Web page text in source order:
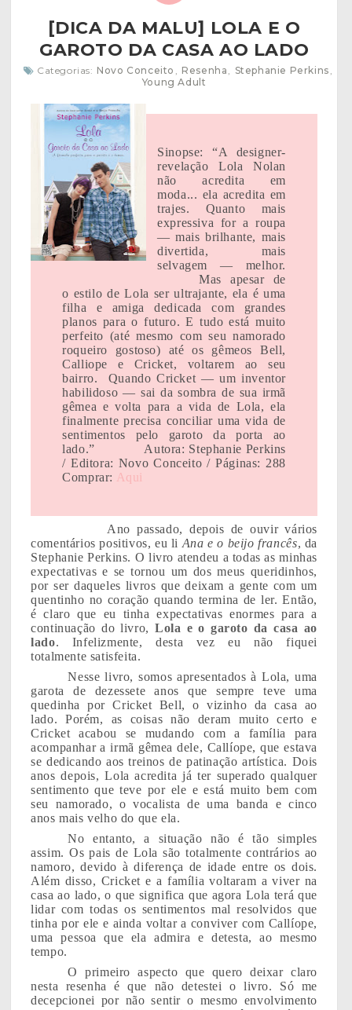
[DICA DA MALU] LOLA E O
GAROTO DA CASA AO LADO
Categorias: Novo Conceito , Resenha , Stephanie Perkins ,
Young Adult
Sinopse: “A designer-
revelação Lola Nolan
não acredita em
moda... ela acredita em
trajes. Quanto mais
expressiva for a roupa
— mais brilhante, mais
divertida, mais
selvagem — melhor.
Mas apesar de
o estilo de Lola ser ultrajante, ela é uma
filha e amiga dedicada com grandes
planos para o futuro. E tudo está muito
perfeito (até mesmo com seu namorado
roqueiro gostoso) até os gêmeos Bell,
Calliope e Cricket, voltarem ao seu
bairro. Quando Cricket — um inventor
habilidoso — sai da sombra de sua irmã
gêmea e volta para a vida de Lola, ela
finalmente precisa conciliar uma vida de
sentimentos pelo garoto da porta ao
lado.” Autora: Stephanie Perkins
/ Editora: Novo Conceito / Páginas: 288
Comprar: Aqui
Ano passado, depois de ouvir vários
comentários positivos, eu li Ana e o beijo francês, da
Stephanie Perkins. O livro atendeu a todas as minhas
expectativas e se tornou um dos meus queridinhos,
por ser daqueles livros que deixam a gente com um
quentinho no coração quando termina de ler. Então,
é claro que eu tinha expectativas enormes para a
continuação do livro,Lola e o garoto da casa ao
lado. Infelizmente, desta vez eu não fiquei
totalmente satisfeita.
Nesse livro, somos apresentados à Lola, uma
garota de dezessete anos que sempre teve uma
quedinha por Cricket Bell, o vizinho da casa ao
lado. Porém, as coisas não deram muito certo e
Cricket acabou se mudando com a família para
acompanhar a irmã gêmea dele, Callíope, que estava
se dedicando aos treinos de patinação artística. Dois
anos depois, Lola acredita já ter superado qualquer
sentimento que teve por ele e está muito bem com
seu namorado, o vocalista de uma banda e cinco
anos mais velho do que ela.
No entanto, a situação não é tão simples
assim. Os pais de Lola são totalmente contrários ao
namoro, devido à diferença de idade entre os dois.
Além disso, Cricket e a família voltaram a viver na
casa ao lado, o que significa que agora Lola terá que
lidar com todas os sentimentos mal resolvidos que
tinha por ele e ainda voltar a conviver com Callíope,
uma pessoa que ela admira e detesta, ao mesmo
tempo.
O primeiro aspecto que quero deixar claro
nesta resenha é que não detestei o livro. Só me
decepcionei por não sentir o mesmo envolvimento